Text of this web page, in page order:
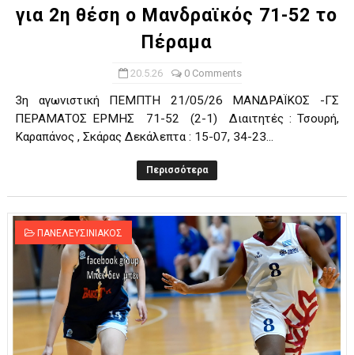
για 2η θέση ο Μανδραϊκός 71-52 το
Πέραμα
20.5.26 0 Comments
3η αγωνιστική ΠΕΜΠΤΗ 21/05/26 ΜΑΝΔΡΑΪΚΟΣ -ΓΣ
ΠΕΡΑΜΑΤΟΣ ΕΡΜΗΣ 71-52 (2-1) Διαιτητές : Τσουρή,
Καραπάνος , Σκάρας Δεκάλεπτα : 15-07, 34-23...
Περισσότερα
ΠΑΝΕΛΕΥΣΙΝΙΑΚΟΣ